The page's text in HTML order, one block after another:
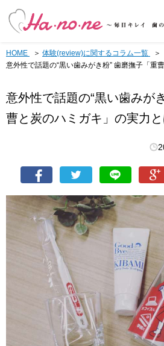
HOME
体験(review)に関するコラム一覧
意外性で話題の“黒い歯みがき粉” 歯磨撫子「重
意外性で話題の“黒い歯みが
曹と炭のハミガキ」の実力